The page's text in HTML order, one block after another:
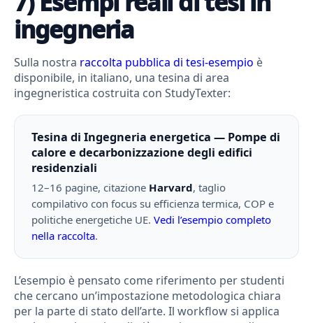
ingegneria
Sulla nostra raccolta pubblica di tesi-esempio è
disponibile, in italiano, una tesina di area
ingegneristica costruita con StudyTexter:
Tesina di Ingegneria energetica — Pompe di
calore e decarbonizzazione degli edifici
residenziali
12–16 pagine, citazione Harvard, taglio
compilativo con focus su efficienza termica, COP e
politiche energetiche UE. Vedi l’esempio completo
nella raccolta.
L’esempio è pensato come riferimento per studenti
che cercano un’impostazione metodologica chiara
per la parte di stato dell’arte. Il workflow si applica